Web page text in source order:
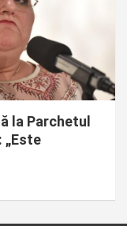
la Parchetul
„Este